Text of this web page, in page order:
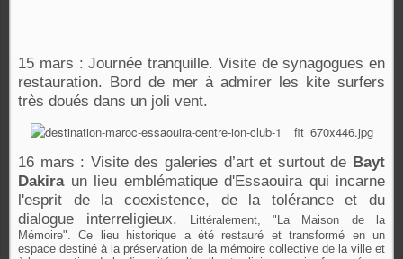
15 mars : Journée tranquille. Visite de synagogues en
restauration. Bord de mer à admirer les kite surfers
très doués dans un joli vent.
16 mars : Visite des galeries d’art et surtout de Bayt
Dakiraun lieu emblématique d'Essaouira qui incarne
l'esprit de la coexistence, de la tolérance et du
dialogue interreligieux.
Littéralement, "La Maison de la
Mémoire". Ce lieu historique a été restauré et transformé en un
espace destiné à la préservation de la mémoire collective de la ville et